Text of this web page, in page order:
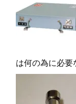
は何の為に必要